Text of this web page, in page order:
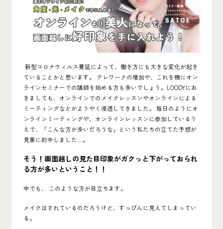
新型コロナウィルス蔓延によって、働き方にも大きな変化が起き
ていることかと思います。
テレワークの増加や、これを機にオン
ラインセミナーでの講師を始める方も多いでしょう。 LOODYにお
きましても、オンラインでのメイクレッスンやオンラインによる
ミーティングなどがようやく浸透してきました。 毎日のようにオ
ンラインミーティングや、オンラインレッスンに参加している う
えで、 「こんな方が多いだろうな」という 私たちの立てた予想が
見事に的中しま した …。
そう！画面越しの見た目印象がガクっと下がっておられ
る方が多いということ！！
中でも、 このような方が目立ちます。
メイクはされているのだろうけど、すっぴんに見えてしまってい
る。